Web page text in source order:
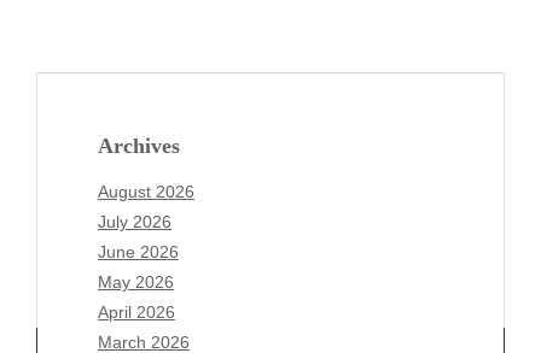
Archives
August 2026
July 2026
June 2026
May 2026
April 2026
March 2026